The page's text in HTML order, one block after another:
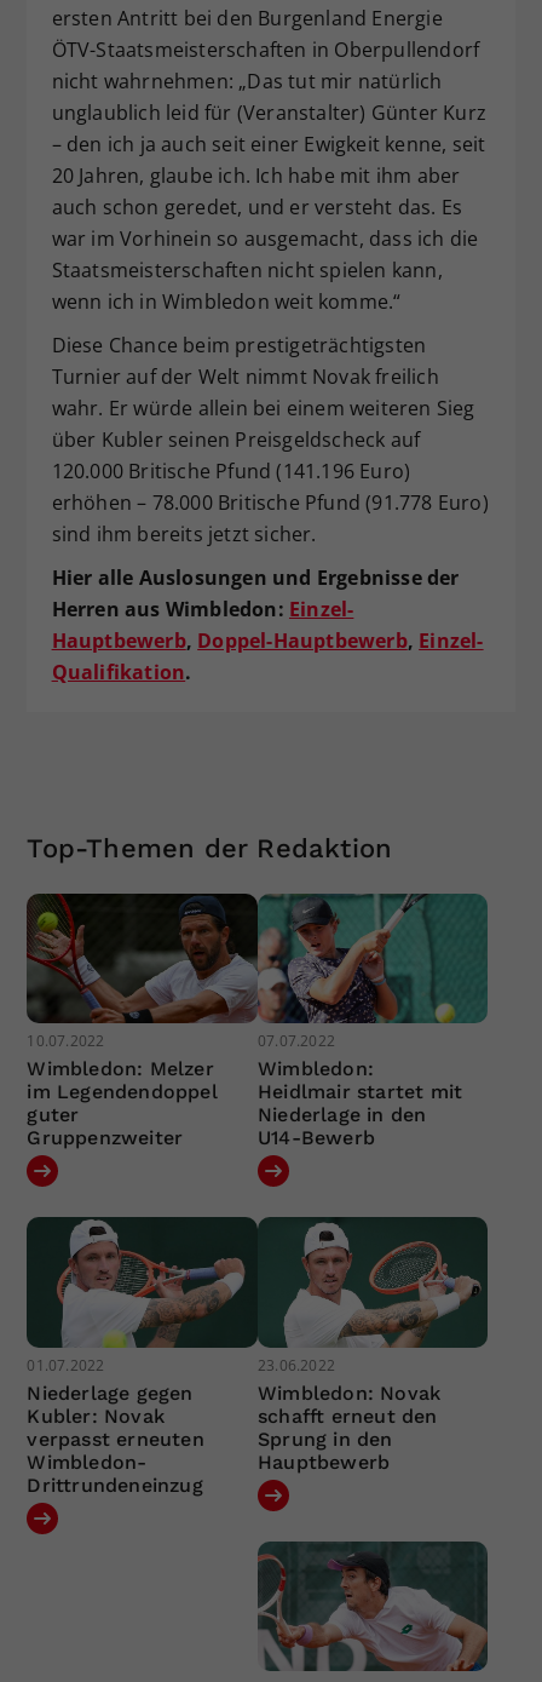
ersten Antritt bei den Burgenland Energie
ÖTV-Staatsmeisterschaften in Oberpullendorf
nicht wahrnehmen: „Das tut mir natürlich
unglaublich leid für (Veranstalter) Günter Kurz
– den ich ja auch seit einer Ewigkeit kenne, seit
20 Jahren, glaube ich. Ich habe mit ihm aber
auch schon geredet, und er versteht das. Es
war im Vorhinein so ausgemacht, dass ich die
Staatsmeisterschaften nicht spielen kann,
wenn ich in Wimbledon weit komme.“
Diese Chance beim prestigeträchtigsten
Turnier auf der Welt nimmt Novak freilich
wahr. Er würde allein bei einem weiteren Sieg
über Kubler seinen Preisgeldscheck auf
120.000 Britische Pfund (141.196 Euro)
erhöhen – 78.000 Britische Pfund (91.778 Euro)
sind ihm bereits jetzt sicher.
Hier alle Auslosungen und Ergebnisse der
Herren aus Wimbledon: Einzel-
Hauptbewerb, Doppel-Hauptbewerb, Einzel-
Qualifikation.
Top-Themen der Redaktion
10.07.2022
Wimbledon: Melzer
im Legendendoppel
guter
Gruppenzweiter
07.07.2022
Wimbledon:
Heidlmair startet mit
Niederlage in den
U14-Bewerb
01.07.2022
Niederlage gegen
Kubler: Novak
verpasst erneuten
Wimbledon-
Drittrundeneinzug
23.06.2022
Wimbledon: Novak
schafft erneut den
Sprung in den
Hauptbewerb